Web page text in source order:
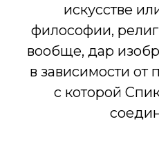
искусстве
философии,
вообще, дар
в зависимости от
с которой